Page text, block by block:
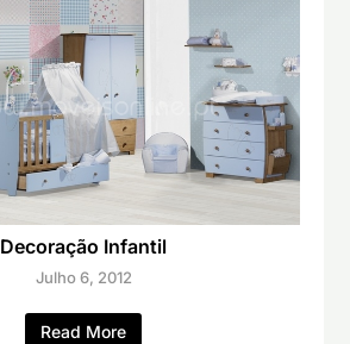
Decoração Infantil
Julho 6, 2012
Read More